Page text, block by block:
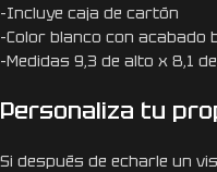
-Incluye caja de cartón
-Color blanco con acabado
-Medidas 9,3 de alto x 8,1
Personaliza tu
Si después de echarle un